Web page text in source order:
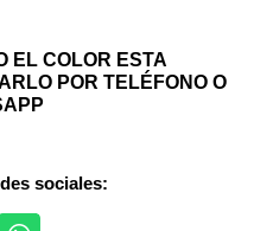
EL COLOR ESTA
POR TELÉFONO O
sociales: